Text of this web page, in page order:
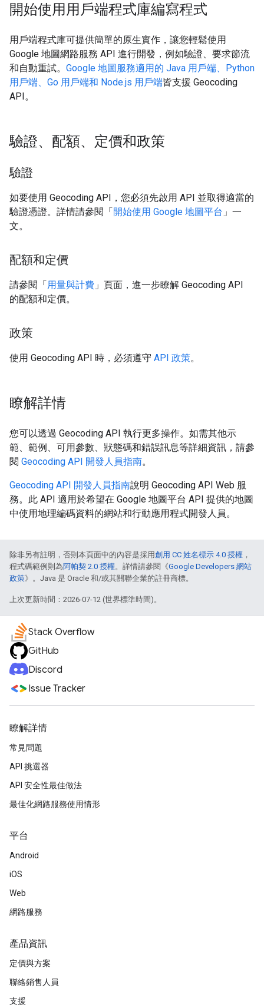
開始使用用戶端程式庫編寫程式
用戶端程式庫可提供簡單的原生實作，讓您輕鬆使用
Google 地圖網路服務 API 進行開發，例如驗證、要求節流
和自動重試。 Google 地圖服務適用的 Java 用戶端、Python
用戶端、Go 用戶端和 Node.js 用戶端皆支援 Geocoding
API。
驗證、配額、定價和政策
驗證
如要使用 Geocoding API，您必須先啟用 API 並取得適當的
驗證憑證。詳情請參閱「開始使用 Google 地圖平台 」一
文。
配額和定價
請參閱「用量與計費 」頁面，進一步瞭解 Geocoding API
的配額和定價。
政策
使用 Geocoding API 時，必須遵守 API 政策。
瞭解詳情
您可以透過 Geocoding API 執行更多操作。如需其他示
範、範例、可用參數、狀態碼和錯誤訊息等詳細資訊，請參
閱 Geocoding API 開發人員指南。
Geocoding API 開發人員指南說明 Geocoding API Web 服
務。此 API 適用於希望在 Google 地圖平台 API 提供的地圖
中使用地理編碼資料的網站和行動應用程式開發人員。
除非另有註明，否則本頁面中的內容是採用創用 CC 姓名標示 4.0 授權 ，
程式碼範例則為阿帕契 2.0 授權。詳情請參閱《Google Developers 網站
政策》。Java 是 Oracle 和/或其關聯企業的註冊商標。
上次更新時間：2026-07-12 (世界標準時間)。
Stack Overflow
GitHub
Discord
Issue Tracker
瞭解詳情
常見問題
API 挑選器
API 安全性最佳做法
最佳化網路服務使用情形
平台
Android
iOS
Web
網路服務
產品資訊
定價與方案
聯絡銷售人員
支援